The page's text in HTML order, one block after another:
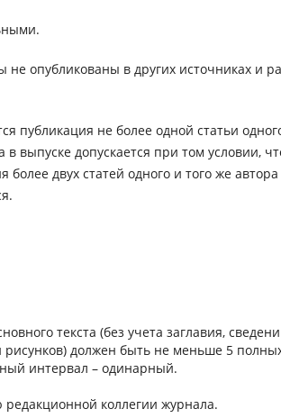
опубликованы в других источниках и
публикация не более одной статьи
выпуске допускается при том условии,
двух статей одного и того же
текста (без учета заглавия,
рисунков) должен быть не меньше 5
интервал – одинарный.
коллегии журнала.